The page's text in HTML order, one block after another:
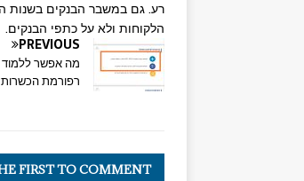
הלקוחות ולא על כתפי הבנקים.
PREVIOUS
מה אפשר
רפורמת
FIRST TO COMMENT